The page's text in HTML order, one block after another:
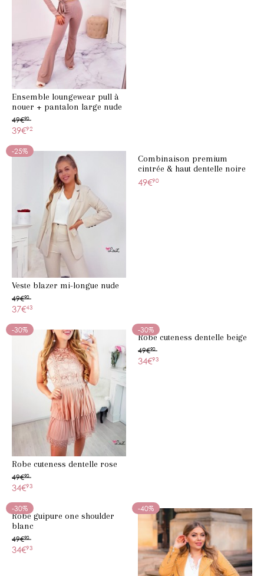
Ensemble loungewear pull à
nouer + pantalon large nude
paillettes
49€90
39€92
-25%
Veste blazer mi-longue nude
49€90
37€43
Combinaison premium
cintrée & haut dentelle noire
49€90
-30%
Robe cuteness dentelle rose
49€90
34€93
-30%
Robe cuteness dentelle beige
49€90
34€93
-30%
Robe guipure one shoulder
blanc
49€90
34€93
-40%